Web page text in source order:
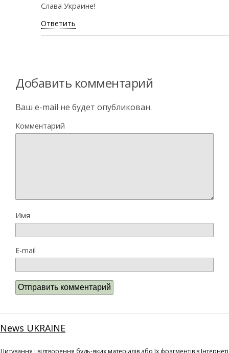
Слава Украине!
Ответить
Добавить комментарий
Ваш e-mail не будет опубликован.
Комментарий
Имя
E-mail
News UKRAINE
Цитування і відтворення будь-яких матеріалів або їх фрагментів в Інтернеті